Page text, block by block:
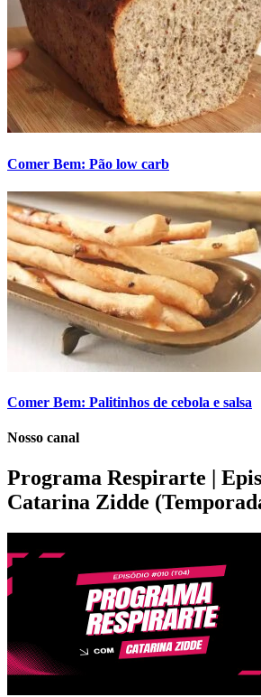
Comer Bem: Pão low carb
Comer Bem: Palitinhos de cebola e salsa
Nosso canal
Programa Respirarte |
Catarina Zidde